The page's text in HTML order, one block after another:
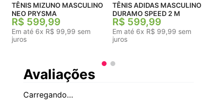
TÊNIS MIZUNO MASCULINO
NEO PRYSMA
R$ 599,99
Em até 6x R$ 99,99 sem
juros
TÊNIS ADIDAS MASCULINO
DURAMO SPEED 2 M
R$ 599,99
Em até 6x R$ 99,99 sem
juros
Avaliações
Carregando…